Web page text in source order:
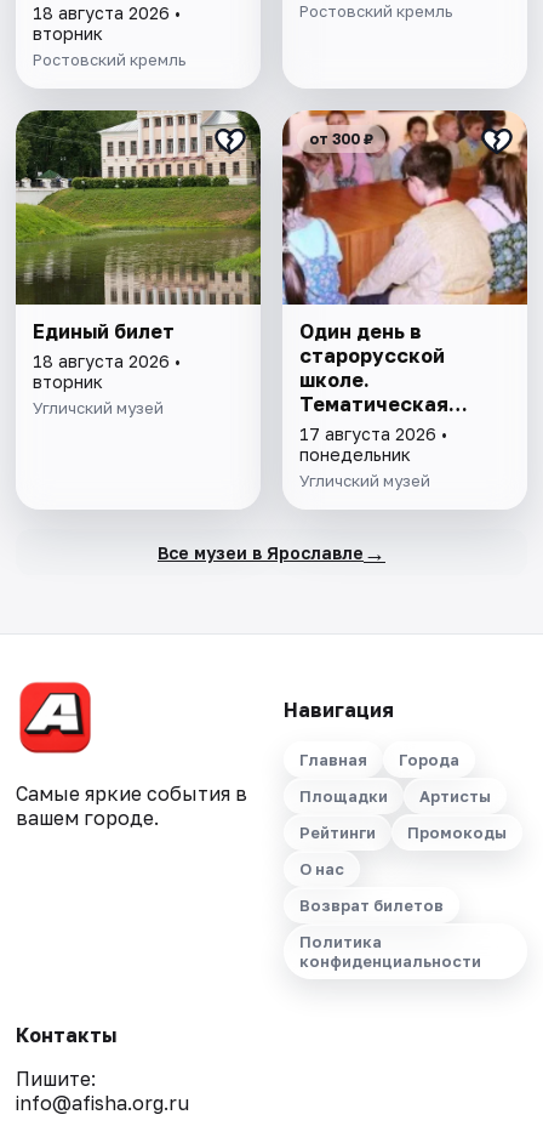
18 августа 2026 •
вторник
Ростовский кремль
Ростовский кремль
Единый билет
18 августа 2026 •
вторник
Угличский музей
от 300 ₽
Один день в
старорусской
школе.
Тематическая
программа
17 августа 2026 •
понедельник
Угличский музей
Все музеи в Ярославле →
Самые яркие события в
вашем городе.
Навигация
Главная
Города
Площадки
Артисты
Рейтинги
Промокоды
О нас
Возврат билетов
Политика
конфиденциальности
Контакты
Пишите:
info@afisha.org.ru